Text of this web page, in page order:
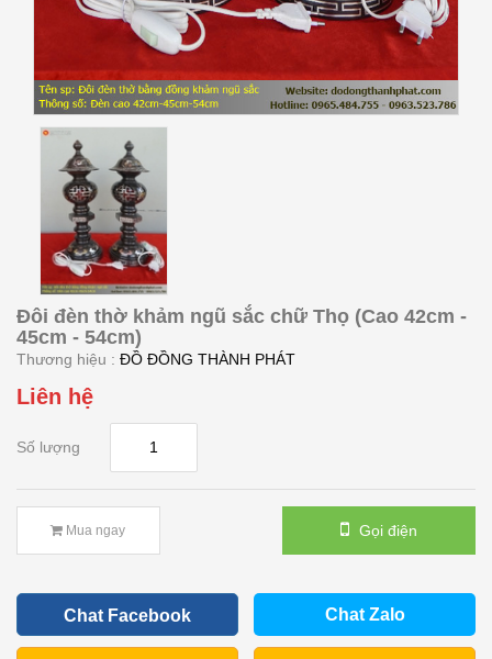
Đôi đèn thờ khảm ngũ sắc chữ Thọ (Cao 42cm -
45cm - 54cm)
Thương hiệu : ĐỒ ĐỒNG THÀNH PHÁT
Liên hệ
Số lượng
Mua ngay Gọi điện
Chat Facebook Chat Zalo